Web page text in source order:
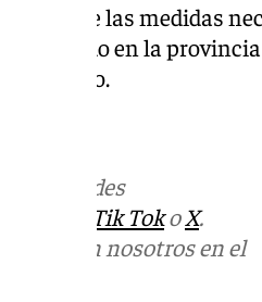
que tome las medidas
en la
concluido.
en las redes
Tik TokoX.
con nosotros en el